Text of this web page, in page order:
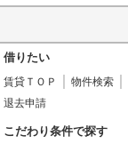
借りたい
賃貸ＴＯＰ 物件検索
退去申請
こだわり条件で探す